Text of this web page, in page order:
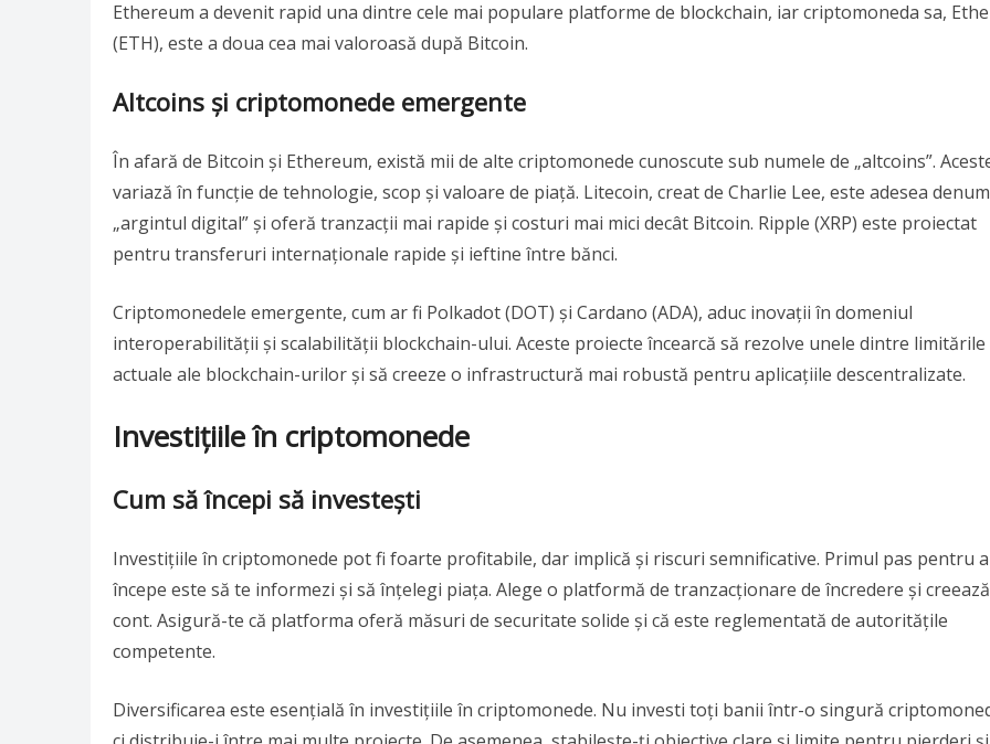
Ethereum a devenit rapid una dintre cele mai populare platforme de blockchain, iar criptomoneda sa,
(ETH), este a doua cea mai valoroasă după Bitcoin.
Altcoins și criptomonede emergente
În afară de Bitcoin și Ethereum, există mii de alte criptomonede cunoscute sub numele de „altcoins”.
variază în funcție de tehnologie, scop și valoare de piață. Litecoin, creat de Charlie Lee, este adesea
„argintul digital” și oferă tranzacții mai rapide și costuri mai mici decât Bitcoin. Ripple (XRP) este proiectat
pentru transferuri internaționale rapide și ieftine între bănci.
Criptomonedele emergente, cum ar fi Polkadot (DOT) și Cardano (ADA), aduc inovații în domeniul
interoperabilității și scalabilității blockchain-ului. Aceste proiecte încearcă să rezolve unele dintre limitările
actuale ale blockchain-urilor și să creeze o infrastructură mai robustă pentru aplicațiile descentralizate.
Investițiile în criptomonede
Cum să începi să investești
Investițiile în criptomonede pot fi foarte profitabile, dar implică și riscuri semnificative. Primul pas pentru a
începe este să te informezi și să înțelegi piața. Alege o platformă de tranzacționare de încredere și
cont. Asigură-te că platforma oferă măsuri de securitate solide și că este reglementată de autoritățile
competente.
Diversificarea este esențială în investițiile în criptomonede. Nu investi toți banii într-o singură